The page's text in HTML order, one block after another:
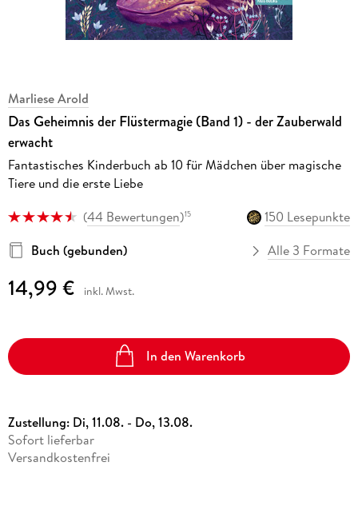
Marliese Arold
Das Geheimnis der Flüstermagie (Band 1) - der Zauberwald
erwacht
Fantastisches Kinderbuch ab 10 für Mädchen über magische
Tiere und die erste Liebe
(44 Bewertungen)15
150 Lesepunkte
Buch (gebunden)
Alle 3 Formate
14,99 € inkl. Mwst.
In den Warenkorb
Zustellung: Di, 11.08. - Do, 13.08.
Sofort lieferbar
Versandkostenfrei